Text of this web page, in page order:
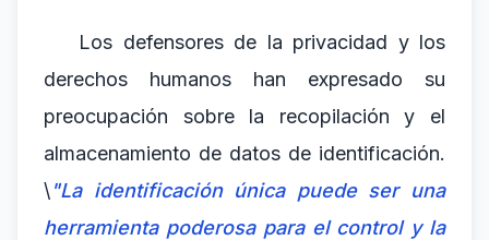
Los defensores de la privacidad y los
derechos humanos han expresado su
preocupación sobre la recopilación y el
almacenamiento de datos de identificación.
\"La identificación única puede ser una
herramienta poderosa para el control y la